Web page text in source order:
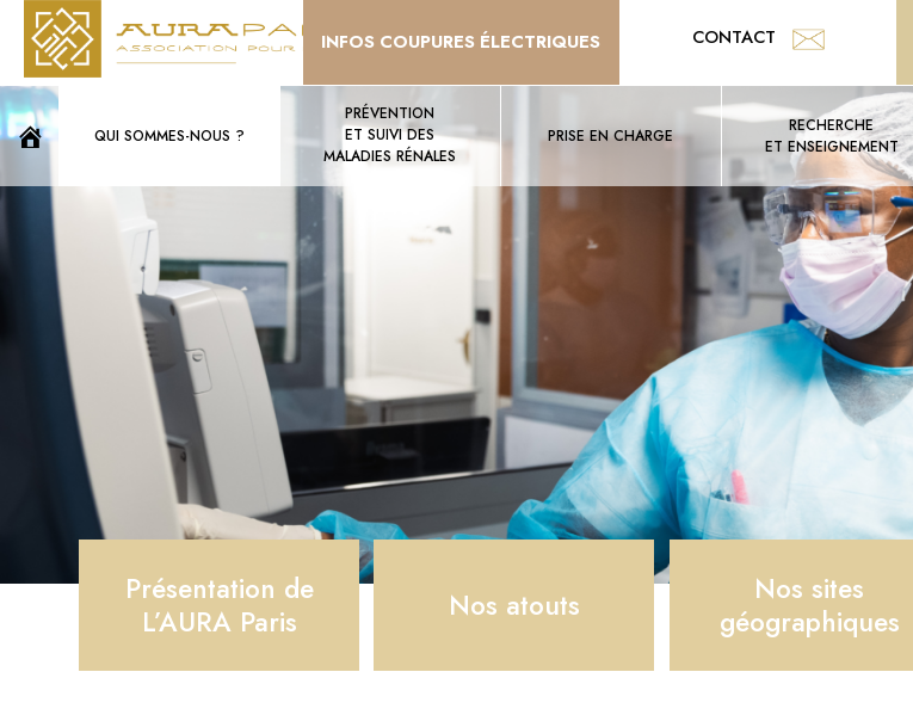
INFOS COUPURES ÉLECTRIQUES CONTACT
QUI SOMMES-NOUS ?
PRÉVENTION
ET SUIVI DES
MALADIES RÉNALES
PRISE EN CHARGE
RECHERCHE
ET ENSEIGNEMENT
Présentation de
L’AURA Paris
Nos atouts
Nos sites
géographiques